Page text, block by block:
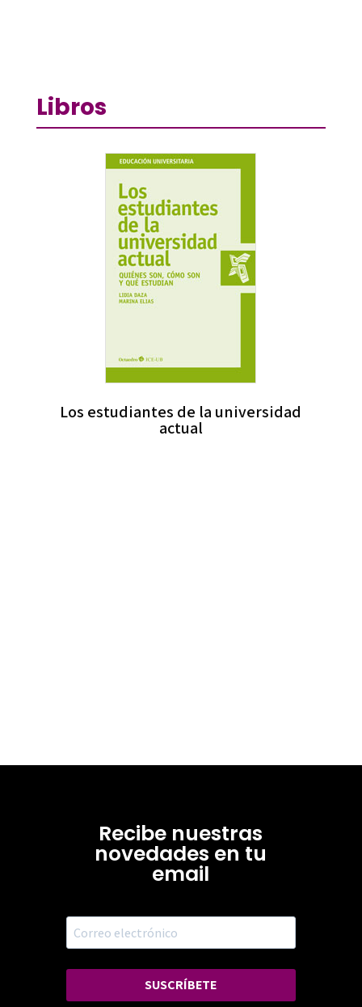
Libros
Los estudiantes de la universidad
actual
Recibe nuestras
novedades en tu
email
SUSCRÍBETE